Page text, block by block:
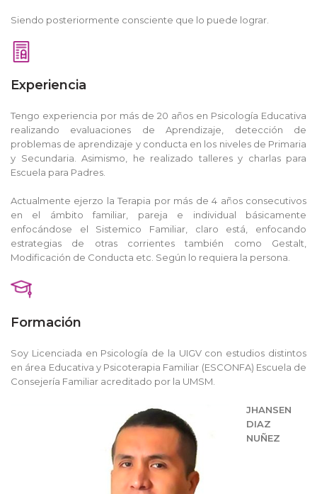
Siendo posteriormente consciente que lo puede lograr.
Experiencia
Tengo experiencia por más de 20 años en Psicología Educativa
realizando evaluaciones de Aprendizaje, detección de
problemas de aprendizaje y conducta en los niveles de Primaria
y Secundaria. Asimismo, he realizado talleres y charlas para
Escuela para Padres.
Actualmente ejerzo la Terapia por más de 4 años consecutivos
en el ámbito familiar, pareja e individual básicamente
enfocándose el Sistemico Familiar, claro está, enfocando
estrategias de otras corrientes también como Gestalt,
Modificación de Conducta etc. Según lo requiera la persona.
Formación
Soy Licenciada en Psicología de la UIGV con estudios distintos
en área Educativa y Psicoterapia Familiar (ESCONFA) Escuela de
Consejería Familiar acreditado por la UMSM.
JHANSEN
DIAZ
NUÑEZ